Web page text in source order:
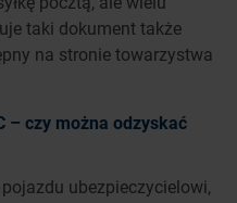
taki dokument także
na stronie towarzystwa
– czy można odzyskać
ubezpieczycielowi,